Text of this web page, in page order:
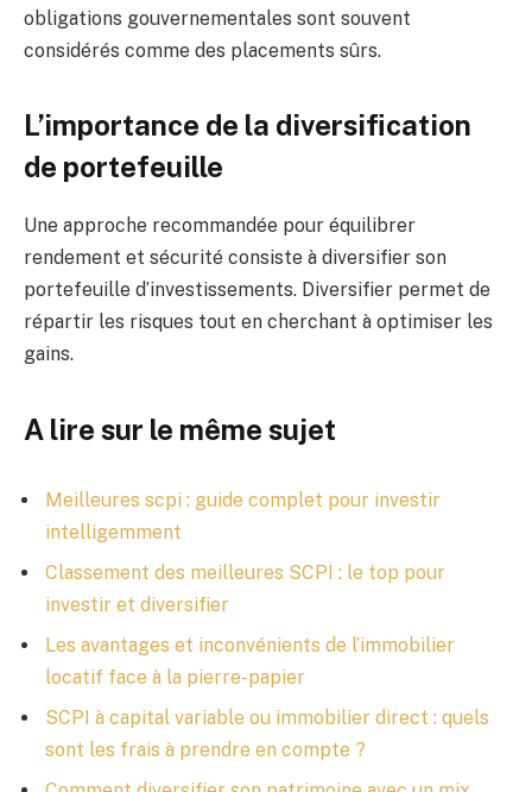
obligations gouvernementales sont souvent
considérés comme des placements sûrs.
L’importance de la diversification
de portefeuille
Une approche recommandée pour équilibrer
rendement et sécurité consiste à diversifier son
portefeuille d’investissements. Diversifier permet de
répartir les risques tout en cherchant à optimiser les
gains.
A lire sur le même sujet
Meilleures scpi : guide complet pour investir
intelligemment
Classement des meilleures SCPI : le top pour
investir et diversifier
Les avantages et inconvénients de l’immobilier
locatif face à la pierre-papier
SCPI à capital variable ou immobilier direct : quels
sont les frais à prendre en compte ?